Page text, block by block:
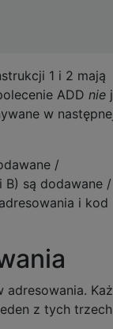
1 i 2 mają
ADD nie
w
/
B) są dodawane /
i kod
z tych trzech